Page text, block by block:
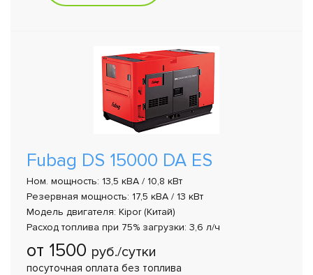
Fubag DS 15000 DA ES
Ном. мощность: 13,5 кВА / 10,8 кВт
Резервная мощность: 17,5 кВА / 13 кВт
Модель двигателя: Kipor (Китай)
Расход топлива при 75% загрузки: 3,6 л/ч
от 1500 руб./сутки
посуточная оплата без топлива